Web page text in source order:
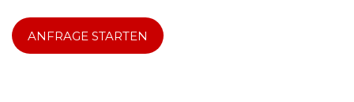
ANFRAGE STARTEN